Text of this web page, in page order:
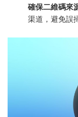
確保二維碼來
渠道，避免誤